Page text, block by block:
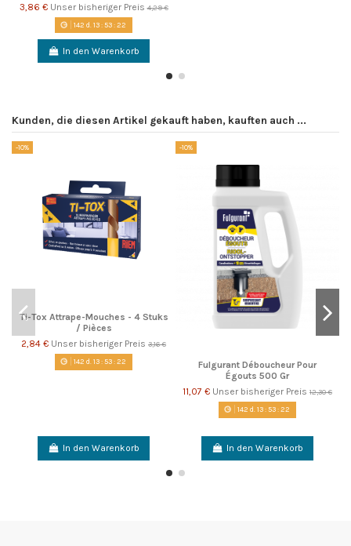
3,86 € Unser bisheriger Preis4,29 €
142 d. 13:53:22
In den Warenkorb
Kunden, die diesen Artikel gekauft haben, kauften auch ...
-10%
Ti-Tox Attrape-Mouches - 4 Stuks
/ Pièces
2,84 € Unser bisheriger Preis 3,16 €
142 d. 13:53:22
In den Warenkorb
-10%
Fulgurant Déboucheur Pour
Égouts 500 Gr
11,07 € Unser bisheriger Preis 12,30 €
142 d. 13:53:22
In den Warenkorb